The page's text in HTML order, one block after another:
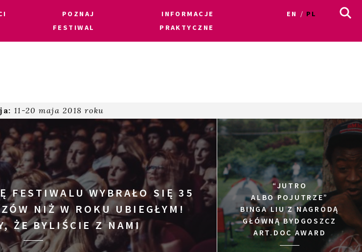
POZNAJ
FESTIWAL
INFORMACJE
PRAKTYCZNE
EN PL
11-20 maja 2018 roku
FESTIWALU WYBRAŁO SIĘ 35
NIŻ W ROKU UBIEGŁYM!
ŻE BYLIŚCIE Z NAMI
“JUTRO
ALBO POJUTRZE”
BINGA LIU Z NAGRODĄ
GŁÓWNĄ BYDGOSZCZ
ART.DOC AWARD